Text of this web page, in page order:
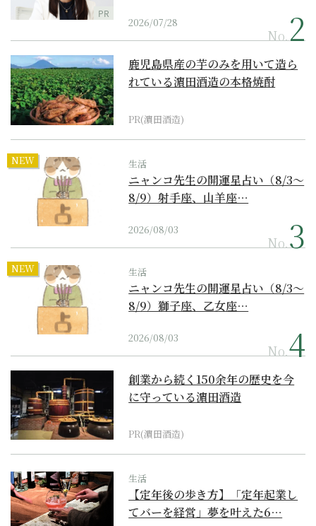
PR
2026/07/28
No.
鹿児島県産の芋のみを用いて造ら
れている濵田酒造の本格焼酎
PR(濵田酒造)
NEW 生活
ニャンコ先生の開運星占い（8/3～
8/9）射手座、山羊座…
2026/08/03
No.
NEW 生活
ニャンコ先生の開運星占い（8/3～
8/9）獅子座、乙女座…
2026/08/03
No.
創業から続く150余年の歴史を今
に守っている濵田酒造
PR(濵田酒造)
生活
【定年後の歩き方】「定年起業し
てバーを経営」夢を叶えた6…